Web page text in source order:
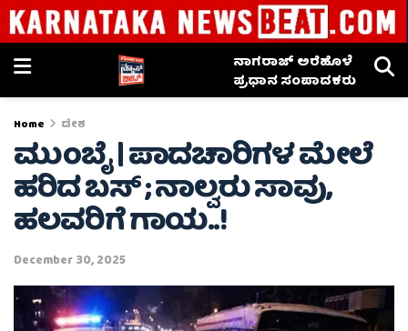
ನಾಗರಾಜ್ ಅರೆಹೊಳೆ
ಪ್ರಧಾನ ಸಂಪಾದಕರು
Home ದೇಶ
ಮುಂಬೈ | ಪಾದಚಾರಿಗಳ ಮೇಲೆ
ಹರಿದ ಬಸ್ ; ನಾಲ್ವರು ಸಾವು,
ಹಲವರಿಗೆ ಗಾಯ..!
December 30, 2025